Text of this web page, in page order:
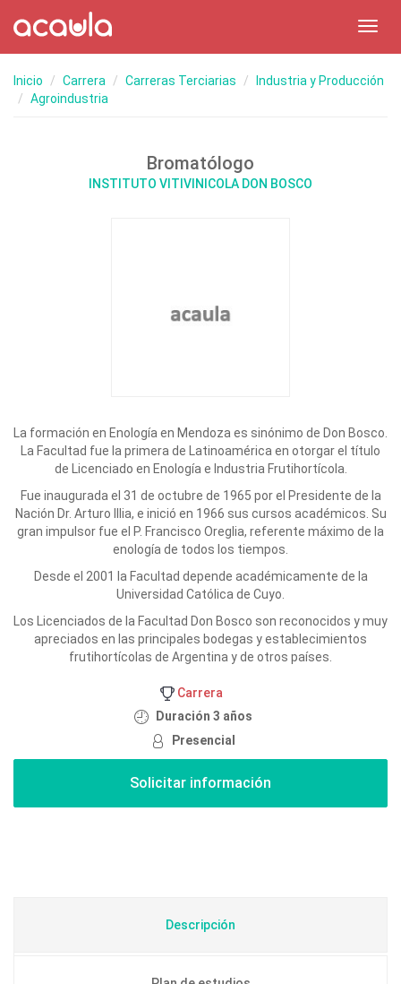
Inicio Carrera Carreras Terciarias
Industria y Producción
Agroindustria
Bromatólogo
INSTITUTO VITIVINICOLA DON BOSCO
La formación en Enología en Mendoza es sinónimo de Don Bosco.
La Facultad fue la primera de Latinoamérica en otorgar el título
de Licenciado en Enología e Industria Frutihortícola.
Fue inaugurada el 31 de octubre de 1965 por el Presidente de la
Nación Dr. Arturo Illia, e inició en 1966 sus cursos académicos. Su
gran impulsor fue el P. Francisco Oreglia, referente máximo de la
enología de todos los tiempos.
Desde el 2001 la Facultad depende académicamente de la
Universidad Católica de Cuyo.
Los Licenciados de la Facultad Don Bosco son reconocidos y muy
apreciados en las principales bodegas y establecimientos
frutihortícolas de Argentina y de otros países.
Carrera
Duración 3 años
Presencial
Descripción